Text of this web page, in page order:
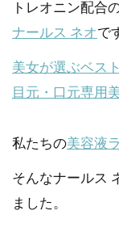
トレオニン配合
ナールス ネオで
美女が選ぶベス
目元・口元専用
私たちの美容液
そんなナールス
ました。